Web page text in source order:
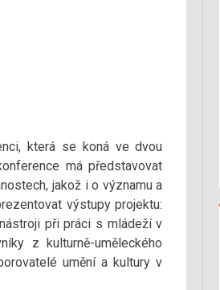
která se koná ve dvou
má představovat
jakož i o významu a
výstupy projektu:
při práci s mládeží v
z kulturně-uměleckého
umění a kultury v